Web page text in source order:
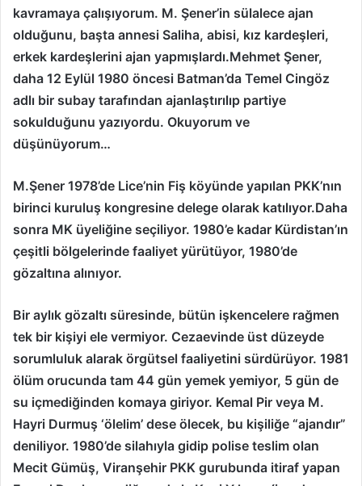
kavramaya çalışıyorum. M. Şener’in sülalece ajan
olduğunu, başta annesi Saliha, abisi, kız kardeşleri,
erkek kardeşlerini ajan yapmışlardı.Mehmet Şener,
daha 12 Eylül 1980 öncesi Batman’da Temel Cingöz
adlı bir subay tarafından ajanlaştırılıp partiye
sokulduğunu yazıyordu. Okuyorum ve
düşünüyorum…
M.Şener 1978’de Lice’nin Fiş köyünde yapılan PKK’nın
birinci kuruluş kongresine delege olarak katılıyor.Daha
sonra MK üyeliğine seçiliyor. 1980’e kadar Kürdistan’ın
çeşitli bölgelerinde faaliyet yürütüyor, 1980’de
gözaltına alınıyor.
Bir aylık gözaltı süresinde, bütün işkencelere rağmen
tek bir kişiyi ele vermiyor. Cezaevinde üst düzeyde
sorumluluk alarak örgütsel faaliyetini sürdürüyor. 1981
ölüm orucunda tam 44 gün yemek yemiyor, 5 gün de
su içmediğinden komaya giriyor. Kemal Pir veya M.
Hayri Durmuş ‘ölelim’ dese ölecek, bu kişiliğe “ajandır”
deniliyor. 1980’de silahıyla gidip polise teslim olan
Mecit Gümüş, Viranşehir PKK gurubunda itiraf yapan